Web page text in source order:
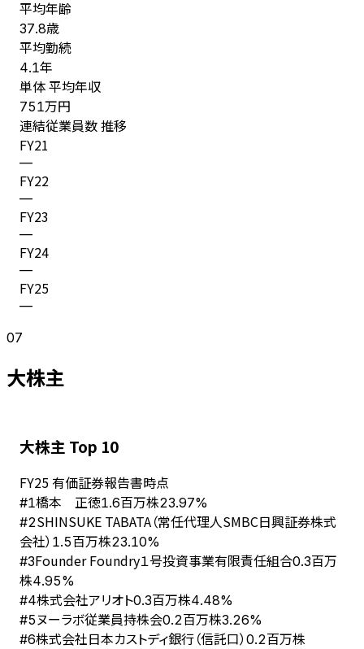
平均年齢
37.8歳
平均勤続
4.1年
単体 平均年収
751万円
連結従業員数 推移
FY21
—
FY22
—
FY23
—
FY24
—
FY25
—
07
大株主
大株主 Top 10
FY25 有価証券報告書時点
#1橋本 正徳1.6百万株23.97%
#2SHINSUKE TABATA（常任代理人SMBC日興証券株式
会社） 1.5百万株23.10%
#3Founder Foundry１号投資事業有限責任組合0.3百万
株4.95%
#4株式会社アリオト0.3百万株4.48%
#5ヌーラボ従業員持株会0.2百万株3.26%
#6株式会社日本カストディ銀行（信託口） 0.2百万株